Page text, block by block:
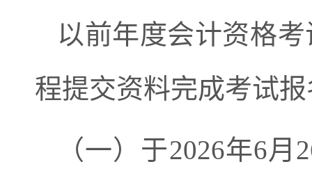
以前年度会计资格
程提交资料完成考试
（一）于2026年6月